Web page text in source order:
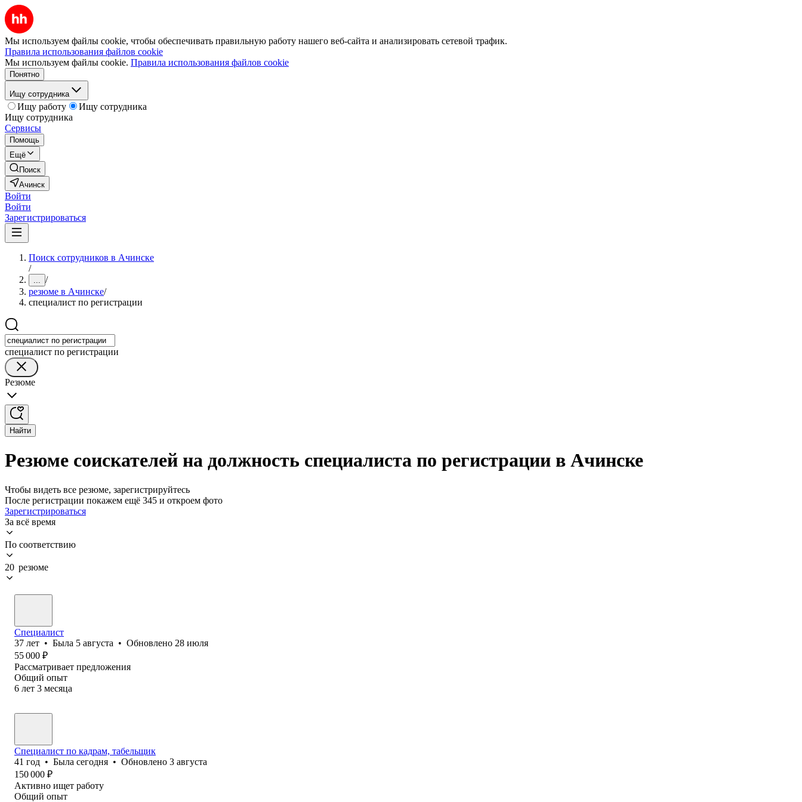
Мы используем файлы cookie, чтобы обеспечивать правильную работу нашего веб-сайта и анализировать сетевой трафик.
Правила использования файлов cookie
Мы используем файлы cookie. Правила использования файлов cookie
Понятно
Ищу сотрудника
Ищу работу
Ищу сотрудника
Ищу сотрудника
Сервисы
Помощь
Ещё
Поиск
Ачинск
Войти
Войти
Зарегистрироваться
Поиск сотрудников в Ачинске
/
... /
резюме в Ачинске/
специалист по регистрации
специалист по регистрации
Резюме
Найти
Резюме соискателей на должность специалиста по регистрации в Ачинске
Чтобы видеть все резюме, зарегистрируйтесь
После регистрации покажем ещё 345 и откроем фото
Зарегистрироваться
За всё время
По соответствию
20 резюме
Специалист
37 лет • Была 5 августа • Обновлено 28 июля
55 000 ₽
Рассматривает предложения
Общий опыт
6 лет 3 месяца
Специалист по кадрам, табельщик
41 год • Была сегодня • Обновлено 3 августа
150 000 ₽
Активно ищет работу
Общий опыт